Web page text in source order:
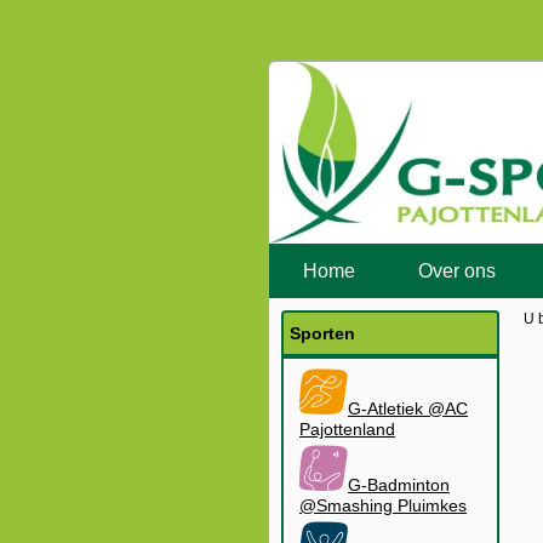
Home Over ons
Sporten
G-Atletiek @AC
Pajottenland
G-Badminton
@Smashing Pluimkes
U